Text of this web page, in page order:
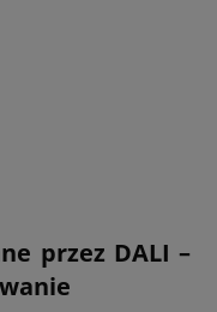
przez DALI –